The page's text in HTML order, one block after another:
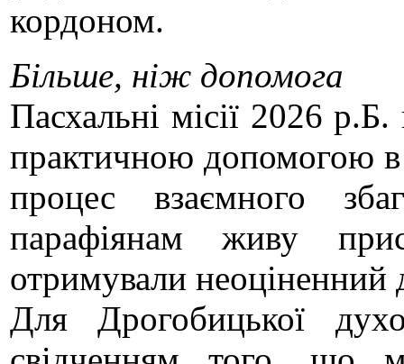
кордоном.
Більше, ніж допомога
Пасхальні місії 2026
практичною допомогою в
процес взаємного
парафіянам живу
отримували неоціненний
Для Дрогобицької